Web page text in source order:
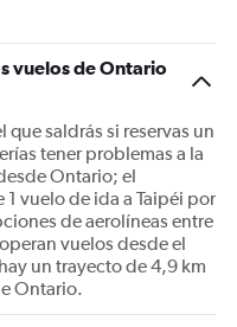
vuelos de Ontario
saldrás si reservas un
tener problemas a la
Ontario; el
vuelo de ida a Taipéi por
de aerolíneas entre
vuelos desde el
un trayecto de 4,9 km
Ontario.